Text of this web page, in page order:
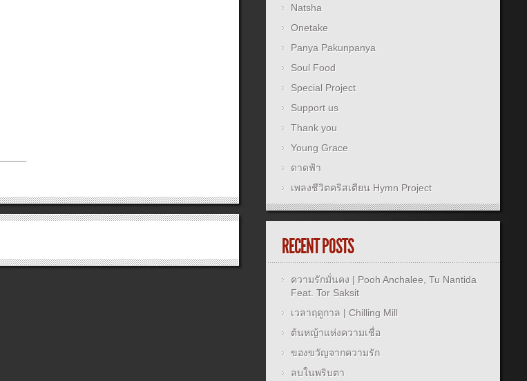
Natsha
Onetake
Panya Pakunpanya
Soul Food
Special Project
Support us
Thank you
Young Grace
ดาดฟ้า
เพลงชีวิตคริสเตียน Hymn Project
RECENT POSTS
ความรักมั่นคง | Pooh Anchalee, Tu Nantida
Feat. Tor Saksit
เวลาฤดูกาล | Chilling Mill
ต้นหญ้าแห่งความเชื่อ
ของขวัญจากความรัก
ลบในพริบตา